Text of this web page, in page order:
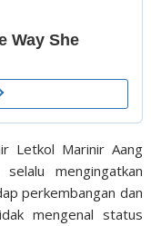
Letkol Marinir Aang
mengingatkan
perkembangan dan
mengenal status